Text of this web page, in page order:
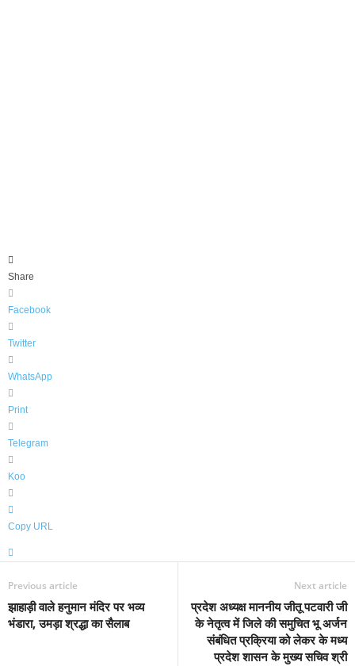
Share
Facebook
Twitter
WhatsApp
Print
Telegram
Koo
Copy URL
Previous article
झाहाड़ी वाले हनुमान मंदिर पर भव्य
भंडारा, उमड़ा श्रद्धा का सैलाब
Next article
प्रदेश अध्यक्ष माननीय जीतू पटवारी जी
के नेतृत्व में जिले की समुचित भू अर्जन
संबंधित प्रक्रिया को लेकर के मध्य
प्रदेश शासन के मुख्य सचिव श्री